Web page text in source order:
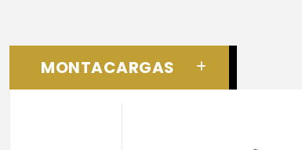
MONTACARGAS